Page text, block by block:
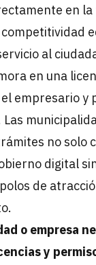
en
al
en una
empresario y
no solo
digital
de
o empresa
y